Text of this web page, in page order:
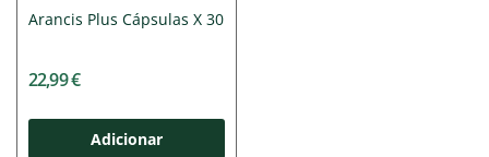
Arancis Plus Cápsulas X 30
22,99 €
Adicionar